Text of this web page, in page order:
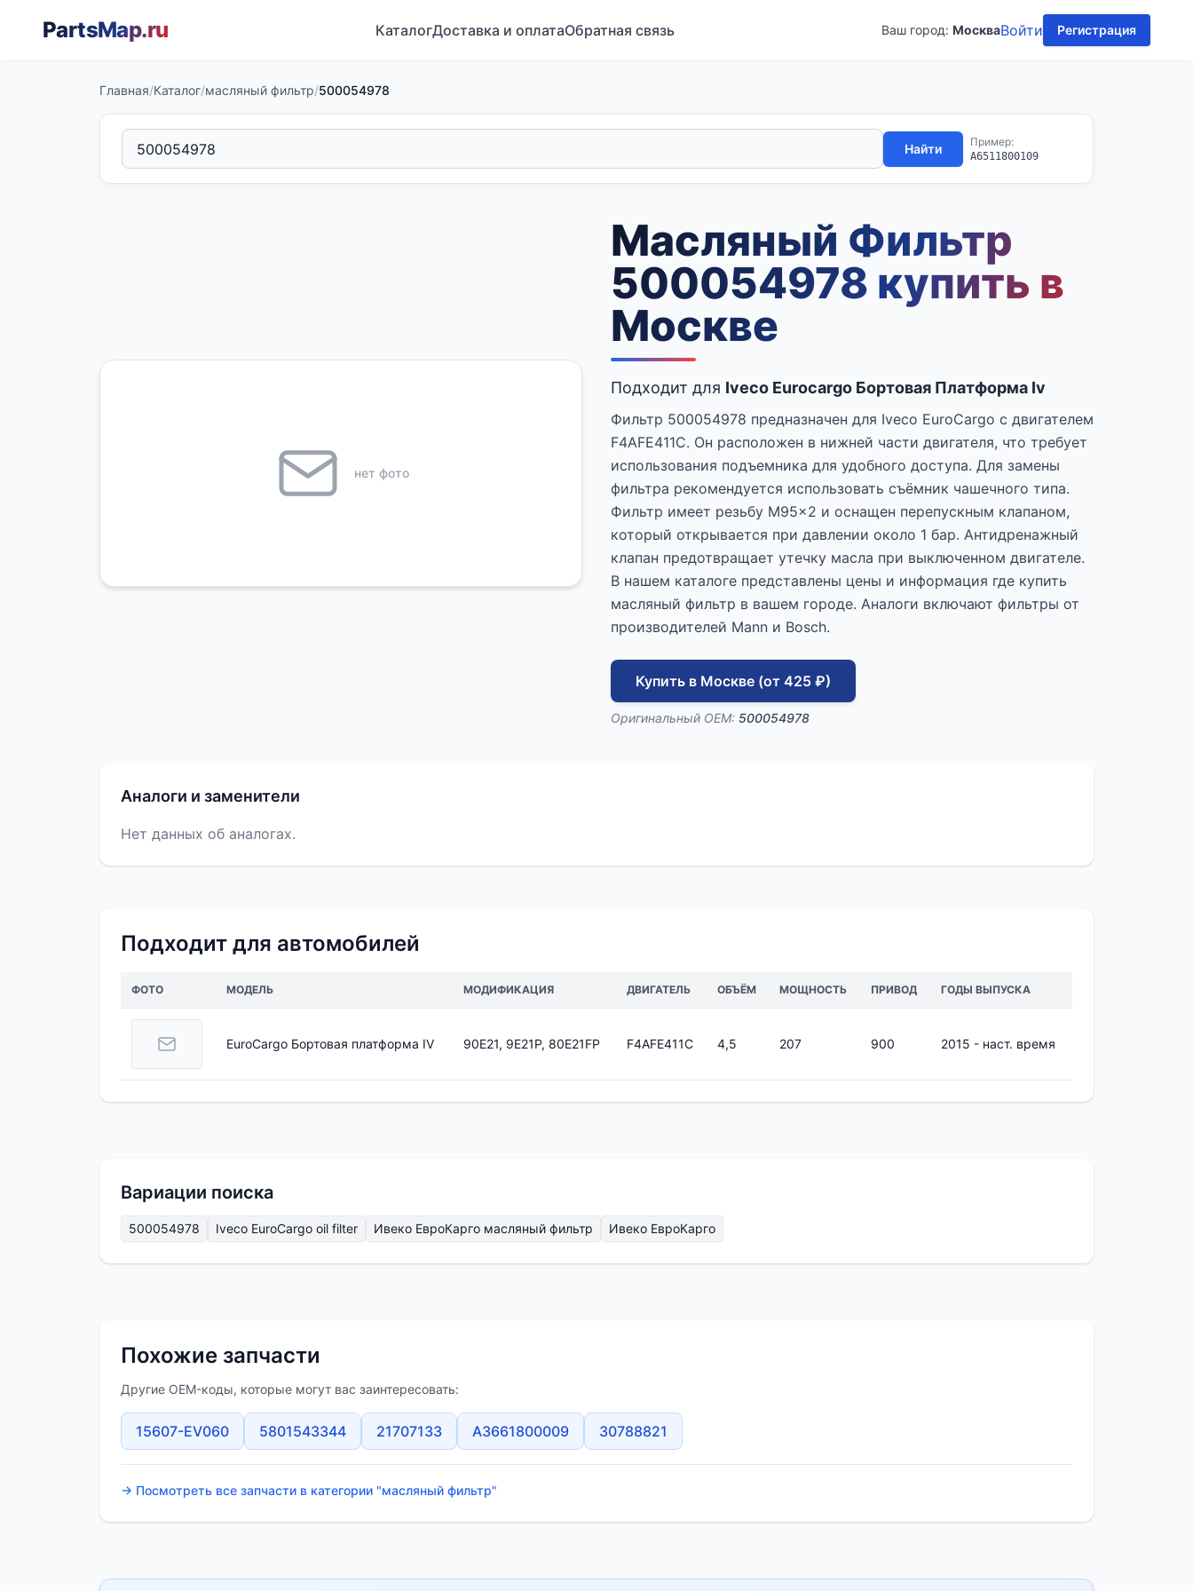
PartsMap.ru КаталогДоставка и оплатаОбратная связь Ваш город: МоскваВойти Регистрация
Главная/Каталог/масляный фильтр/500054978
Найти Пример:
A6511800109
нет фото
Масляный Фильтр
500054978 купить в
Москве
Подходит для Iveco Eurocargo Бортовая Платформа Iv
Фильтр 500054978 предназначен для Iveco EuroCargo с двигателем
F4AFE411C. Он расположен в нижней части двигателя, что требует
использования подъемника для удобного доступа. Для замены
фильтра рекомендуется использовать съёмник чашечного типа.
Фильтр имеет резьбу M95x2 и оснащен перепускным клапаном,
который открывается при давлении около 1 бар. Антидренажный
клапан предотвращает утечку масла при выключенном двигателе.
В нашем каталоге представлены цены и информация где купить
масляный фильтр в вашем городе. Аналоги включают фильтры от
производителей Mann и Bosch.
Купить в Москве (от 425 ₽)
Оригинальный OEM: 500054978
Аналоги и заменители
Нет данных об аналогах.
Подходит для автомобилей
ФОТО МОДЕЛЬ МОДИФИКАЦИЯ ДВИГАТЕЛЬ ОБЪЁМ МОЩНОСТЬ ПРИВОД ГОДЫ ВЫПУСКА
EuroCargo Бортовая платформа IV 90E21, 9E21P, 80E21FP F4AFE411C 4,5 207 900 2015 - наст. время
Вариации поиска
500054978 Iveco EuroCargo oil filter Ивеко ЕвроКарго масляный фильтр Ивеко ЕвроКарго
Похожие запчасти
Другие OEM-коды, которые могут вас заинтересовать:
15607-EV060 5801543344 21707133 A3661800009 30788821
→ Посмотреть все запчасти в категории "масляный фильтр"